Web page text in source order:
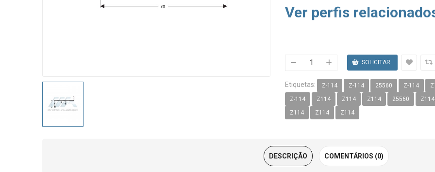
Ver perfis
Etiquetas: Z-114 Z-114 25560 Z-114
Z-114 Z114 Z114 Z114 25560 Z114
Z114 Z114 Z114
DESCRIÇÃO COMENTÁRIOS (0)